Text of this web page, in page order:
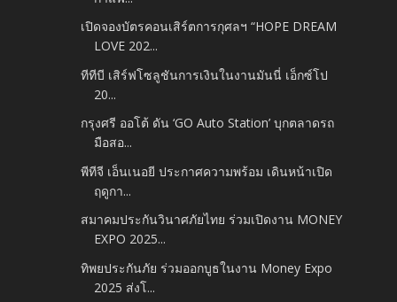
เปิดจองบัตรคอนเสิร์ตการกุศลฯ “HOPE DREAM
LOVE 202...
ทีทีบี เสิร์ฟโซลูชันการเงินในงานมันนี่ เอ็กซ์โป
20...
กรุงศรี ออโต้ ดัน ‘GO Auto Station’ บุกตลาดรถ
มือสอ...
พีทีจี เอ็นเนอยี ประกาศความพร้อม เดินหน้าเปิด
ฤดูกา...
สมาคมประกันวินาศภัยไทย ร่วมเปิดงาน MONEY
EXPO 2025...
ทิพยประกันภัย ร่วมออกบูธในงาน Money Expo
2025 ส่งโ...